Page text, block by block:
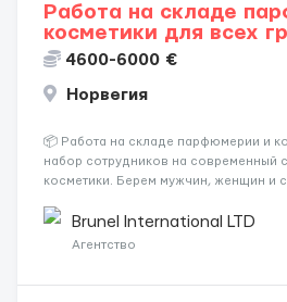
Работа на складе
косметики для всех
4600-6000 €
Норвегия
📦 Работа на складе парфюмерии и
набор сотрудников на современный
косметики. Берем мужчин, женщин и
обучают уже после приезда. Работа
собирать заказы, сортиро...
Brunel International LTD
Агентство